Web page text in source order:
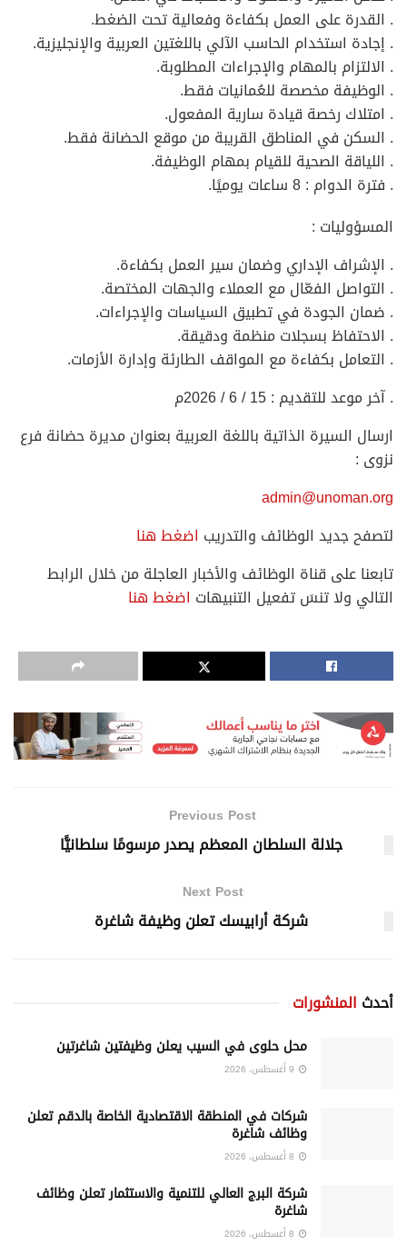
. القدرة على العمل بكفاءة وفعالية تحت الضغط.
. إجادة استخدام الحاسب الآلي باللغتين العربية والإنجليزية.
. الالتزام بالمهام والإجراءات المطلوبة.
. الوظيفة مخصصة للعُمانيات فقط.
. امتلاك رخصة قيادة سارية المفعول.
. السكن في المناطق القريبة من موقع الحضانة فقط.
. اللياقة الصحية للقيام بمهام الوظيفة.
. فترة الدوام : 8 ساعات يوميًا.
المسؤوليات :
. الإشراف الإداري وضمان سير العمل بكفاءة.
. التواصل الفعّال مع العملاء والجهات المختصة.
. ضمان الجودة في تطبيق السياسات والإجراءات.
. الاحتفاظ بسجلات منظمة ودقيقة.
. التعامل بكفاءة مع المواقف الطارئة وإدارة الأزمات.
. آخر موعد للتقديم : 15 / 6 / 2026م
ارسال السيرة الذاتية باللغة العربية بعنوان مديرة حضانة فرع
نزوى :
admin@unoman.org
لتصفح جديد الوظائف والتدريب اضغط هنا
تابعنا على قناة الوظائف والأخبار العاجلة من خلال الرابط
التالي ولا تنسَ تفعيل التنبيهات اضغط هنا
Previous Post
جلالة السلطان المعظم يصدر مرسومًا سلطانيًّا
Next Post
شركة أرابيسك تعلن وظيفة شاغرة
أحدث المنشورات
محل حلوى في السيب يعلن وظيفتين شاغرتين
شركات في المنطقة الاقتصادية الخاصة بالدقم تعلن
وظائف شاغرة
شركة البرج العالي للتنمية والاستثمار تعلن وظائف
شاغرة